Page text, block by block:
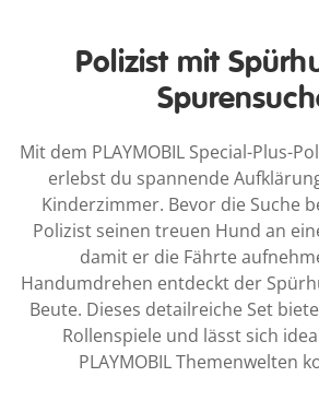
Polizist mit
Mit dem PLAYMOBIL Special-Plus-
erlebst du spannende
Kinderzimmer. Bevor die Suche
Polizist seinen treuen Hund an
damit er die Fährte
Handumdrehen entdeckt der
Beute. Dieses detailreiche Set
Rollenspiele und lässt sich
PLAYMOBIL Themenwelten